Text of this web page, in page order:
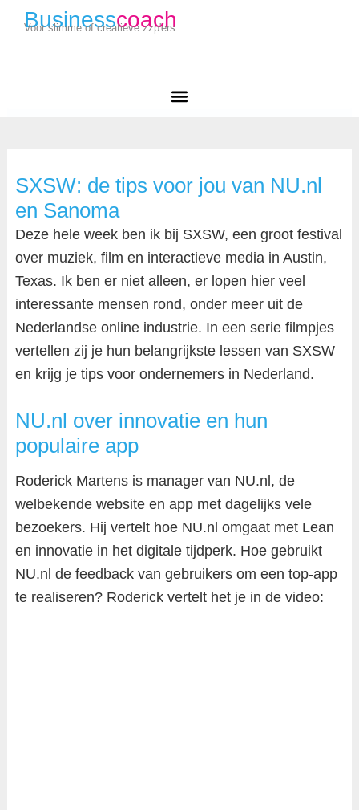
Businesscoach
Voor slimme of creatieve zzp'ers
SXSW: de tips voor jou van NU.nl
en Sanoma
Deze hele week ben ik bij SXSW, een groot festival
over muziek, film en interactieve media in Austin,
Texas. Ik ben er niet alleen, er lopen hier veel
interessante mensen rond, onder meer uit de
Nederlandse online industrie. In een serie filmpjes
vertellen zij je hun belangrijkste lessen van SXSW
en krijg je tips voor ondernemers in Nederland.
NU.nl over innovatie en hun
populaire app
Roderick Martens is manager van NU.nl, de
welbekende website en app met dagelijks vele
bezoekers. Hij vertelt hoe NU.nl omgaat met Lean
en innovatie in het digitale tijdperk. Hoe gebruikt
NU.nl de feedback van gebruikers om een top-app
te realiseren? Roderick vertelt het je in de video: